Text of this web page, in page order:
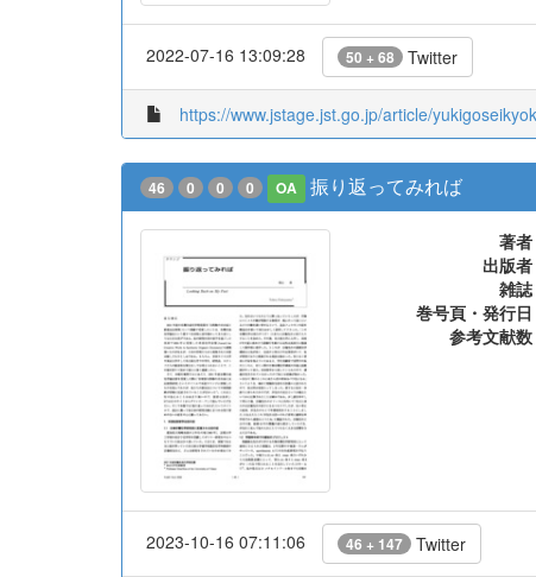
2022-07-16 13:09:28 50 + 68 Twitter
https://www.jstage.jst.go.jp/article/
46 0 0 0 OA 振り返ってみれば
著者
出版者
雑誌
巻号頁・発行日
参考文献数
2023-10-16 07:11:06 46 + 147 Twitter